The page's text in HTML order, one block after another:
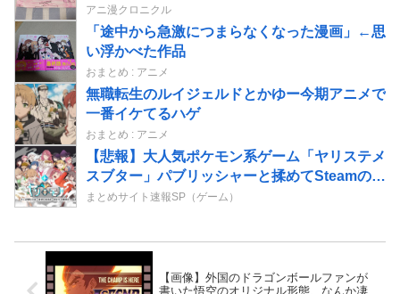
アニ漫クロニクル
「途中から急激につまらなくなった漫画」←思
い浮かべた作品
おまとめ : アニメ
無職転生のルイジェルドとかゆー今期アニメで
一番イケてるハゲ
おまとめ : アニメ
【悲報】大人気ポケモン系ゲーム「ヤリステメ
スブター」パブリッシャーと揉めてSteamの売
上が入らず
まとめサイト速報SP（ゲーム）
【画像】外国のドラゴンボールファンが
書いた悟空のオリジナル形態、なんか凄